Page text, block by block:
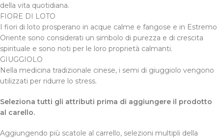
della vita quotidiana.
FIORE DI LOTO
I fiori di loto prosperano in acque calme e fangose e in Estremo
Oriente sono considerati un simbolo di purezza e di crescita
spirituale e sono noti per le loro proprietà calmanti.
GIUGGIOLO
Nella medicina tradizionale cinese, i semi di giuggiolo vengono
utilizzati per ridurre lo stress.
Seleziona tutti gli attributi prima di aggiungere il prodotto
al carello.
Aggiungendo più scatole al carrello, selezioni multipli della